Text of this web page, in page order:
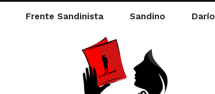
Frente Sandinista Sandino Darío